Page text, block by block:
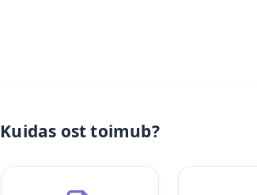
Kuidas ost toimub?